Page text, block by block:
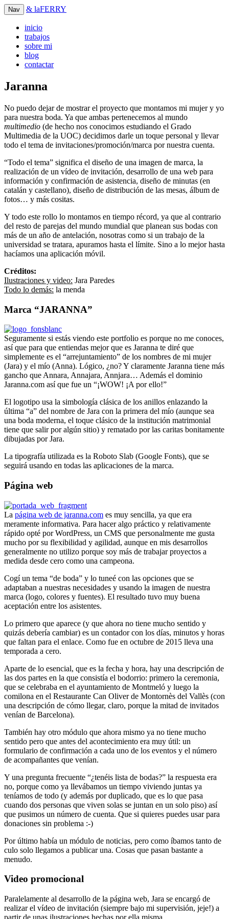
Nav & laFERRY
inicio
trabajos
sobre mi
blog
contactar
Jaranna
No puedo dejar de mostrar el proyecto que montamos mi mujer y yo
para nuestra boda. Ya que ambas pertenecemos al mundo
multimedio (de hecho nos conocimos estudiando el Grado
Multimedia de la UOC) decidimos darle un toque personal y llevar
todo el tema de invitaciones/promoción/marca por nuestra cuenta.
“Todo el tema” significa el diseño de una imagen de marca, la
realización de un vídeo de invitación, desarrollo de una web para
información y confirmación de asistencia, diseño de minutas (en
catalán y castellano), diseño de distribución de las mesas, álbum de
fotos… y más cositas.
Y todo este rollo lo montamos en tiempo récord, ya que al contrario
del resto de parejas del mundo mundial que planean sus bodas con
más de un año de antelación, nosotras como si un trabajo de la
universidad se tratara, apuramos hasta el límite. Sino a lo mejor hasta
hacíamos una aplicación móvil.
Créditos:
Ilustraciones y video: Jara Paredes
Todo lo demás: la menda
Marca “JARANNA”
Seguramente si estás viendo este portfolio es porque no me conoces,
así que para que entiendas mejor que es Jaranna te diré que
simplemente es el “arrejuntamiento” de los nombres de mi mujer
(Jara) y el mío (Anna). Lógico, ¿no? Y claramente Jaranna tiene más
gancho que Annara, Annajara, Annjara… Además el dominio
Jaranna.com así que fue un “¡WOW! ¡A por ello!”
El logotipo usa la simbología clásica de los anillos enlazando la
última “a” del nombre de Jara con la primera del mío (aunque sea
una boda moderna, el toque clásico de la institución matrimonial
tiene que salir por algún sitio) y rematado por las caritas bonitamente
dibujadas por Jara.
La tipografía utilizada es la Roboto Slab (Google Fonts), que se
seguirá usando en todas las aplicaciones de la marca.
Página web
La página web de jaranna.com es muy sencilla, ya que era
meramente informativa. Para hacer algo práctico y relativamente
rápido opté por WordPress, un CMS que personalmente me gusta
mucho por su flexibilidad y agilidad, aunque en mis desarrollos
generalmente no utilizo porque soy más de trabajar proyectos a
medida desde cero como una campeona.
Cogí un tema “de boda” y lo tuneé con las opciones que se
adaptaban a nuestras necesidades y usando la imagen de nuestra
marca (logo, colores y fuentes). El resultado tuvo muy buena
aceptación entre los asistentes.
Lo primero que aparece (y que ahora no tiene mucho sentido y
quizás debería cambiar) es un contador con los días, minutos y horas
que faltan para el enlace. Como fue en octubre de 2015 lleva una
temporada a cero.
Aparte de lo esencial, que es la fecha y hora, hay una descripción de
las dos partes en la que consistía el bodorrio: primero la ceremonia,
que se celebraba en el ayuntamiento de Montmeló y luego la
comilona en el Restaurante Can Oliver de Montornès del Vallès (con
una descripción de cómo llegar, claro, porque la mitad de invitados
venían de Barcelona).
También hay otro módulo que ahora mismo ya no tiene mucho
sentido pero que antes del acontecimiento era muy útil: un
formulario de confirmación a cada uno de los eventos y el número
de acompañantes que venían.
Y una pregunta frecuente “¿tenéis lista de bodas?” la respuesta era
no, porque como ya llevábamos un tiempo viviendo juntas ya
teníamos de todo (y además por duplicado, que es lo que pasa
cuando dos personas que viven solas se juntan en un solo piso) así
que pusimos un número de cuenta. Que si quieres puedes usar para
donaciones sin problema :-)
Por último había un módulo de noticias, pero como íbamos tanto de
culo solo llegamos a publicar una. Cosas que pasan bastante a
menudo.
Video promocional
Paralelamente al desarrollo de la página web, Jara se encargó de
realizar el vídeo de invitación (siempre bajo mi supervisión, jeje!) a